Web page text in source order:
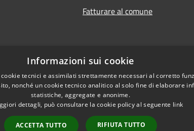
Fatturare al comune
Le foto nelle pagine
Informazioni sui cookie
tecnici e assimilati strettamente necessari al corretto
nonché un cookie tecnico analitico al solo fine di elaborare
statistiche, aggregate e anonime.
dettagli, può consultare la cookie policy al seguente link
ACCETTA TUTTO RIFIUTA TUTTO